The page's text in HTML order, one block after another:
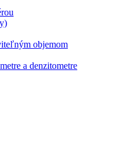
objemom
a denzitometre